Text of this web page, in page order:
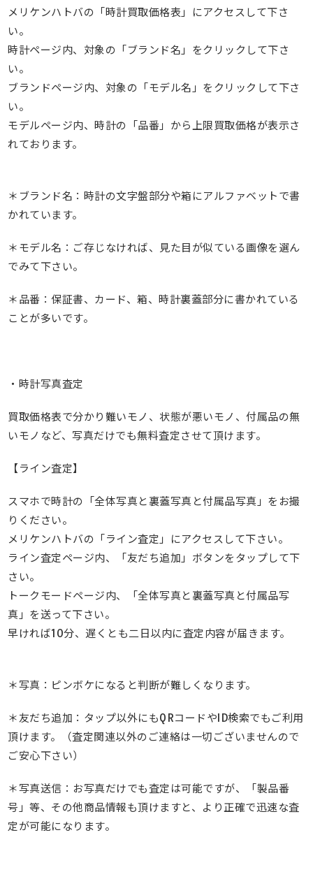
メリケンハトバの「時計買取価格表」にアクセスして下さ
い。
時計ページ内、対象の「ブランド名」をクリックして下さ
い。
ブランドページ内、対象の「モデル名」をクリックして下さ
い。
モデルページ内、時計の「品番」から上限買取価格が表示さ
れております。
＊ブランド名：時計の文字盤部分や箱にアルファベットで書
かれています。
＊モデル名：ご存じなければ、見た目が似ている画像を選ん
でみて下さい。
＊品番：保証書、カード、箱、時計裏蓋部分に書かれている
ことが多いです。
・時計写真査定
買取価格表で分かり難いモノ、状態が悪いモノ、付属品の無
いモノなど、写真だけでも無料査定させて頂けます。
【ライン査定】
スマホで時計の「全体写真と裏蓋写真と付属品写真」をお撮
りください。
メリケンハトバの「ライン査定」にアクセスして下さい。
ライン査定ページ内、「友だち追加」ボタンをタップして下
さい。
トークモードページ内、「全体写真と裏蓋写真と付属品写
真」を送って下さい。
早ければ10分、遅くとも二日以内に査定内容が届きます。
＊写真：ピンボケになると判断が難しくなります。
＊友だち追加：タップ以外にもQRコードやID検索でもご利用
頂けます。（査定関連以外のご連絡は一切ございませんので
ご安心下さい）
＊写真送信：お写真だけでも査定は可能ですが、「製品番
号」等、その他商品情報も頂けますと、より正確で迅速な査
定が可能になります。